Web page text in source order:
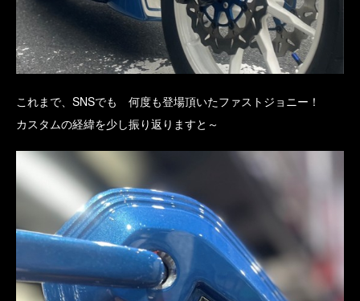
これまで、SNSでも 何度も登場頂いたファストジョニー！
カスタムの経緯を少し振り返りますと～